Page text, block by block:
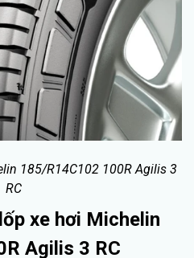
185/R14C102 100R Agilis 3
RC
xe hơi Michelin
Agilis 3 RC